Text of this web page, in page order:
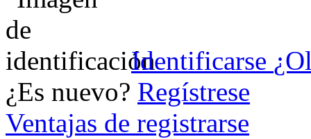
Identificarse
¿Es nuevo? Regístrese
Ventajas de registrarse